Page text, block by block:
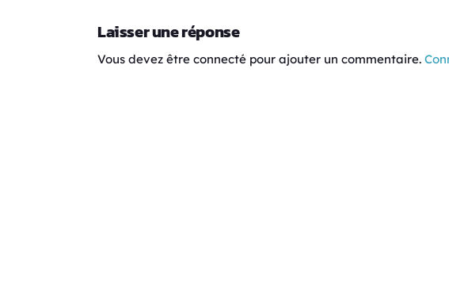
Laisser une réponse
Vous devez être connecté pour ajouter un commentaire.